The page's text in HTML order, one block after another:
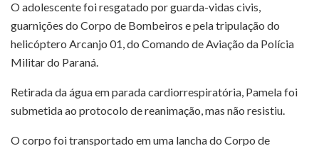
O adolescente foi resgatado por guarda-vidas civis,
guarnições do Corpo de Bombeiros e pela tripulação do
helicóptero Arcanjo 01, do Comando de Aviação da Polícia
Militar do Paraná.
Retirada da água em parada cardiorrespiratória, Pamela foi
submetida ao protocolo de reanimação, mas não resistiu.
O corpo foi transportado em uma lancha do Corpo de